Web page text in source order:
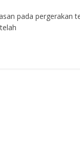
pada pergerakan